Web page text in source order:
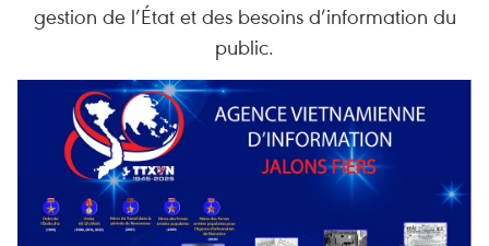
gestion de l’État et des besoins d’information du
public.